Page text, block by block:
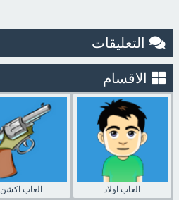
التعليقات
الاقسام
العاب اكشن العاب اولاد